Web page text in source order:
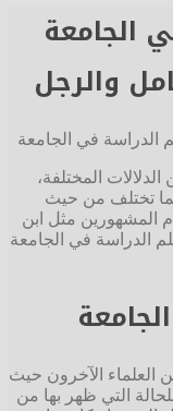
الجامعة
والرجل
الدراسة في الجامعة
المختلفة،
كما تختلف من حيث
المشهورين مثل ابن
الدراسة في الجامعة
العلماء الآخرون حيث
التي ظهر بها من